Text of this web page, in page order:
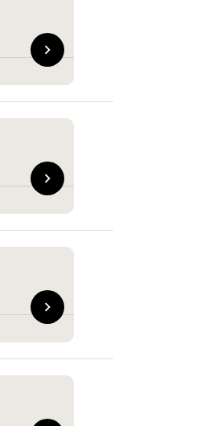
chevron_right
chevron_right
chevron_right